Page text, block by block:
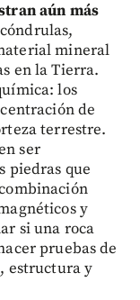
aún más
mineral
en la Tierra.
los
de
terrestre.
ser
piedras que
y
si una roca
pruebas de
estructura y